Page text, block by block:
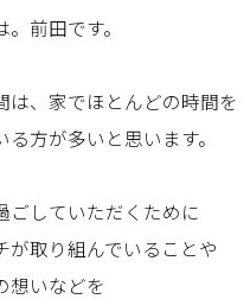
前田です。
は、家でほとんどの時間を
る方が多いと思います。
ごしていただくために
が取り組んでいることや
想いなどを